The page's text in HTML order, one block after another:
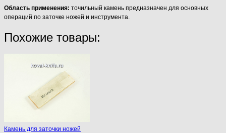
Область применения: точильный камень предназначен для основных
операций по заточке ножей и инструмента.
Похожие товары:
Камень для заточки ножей